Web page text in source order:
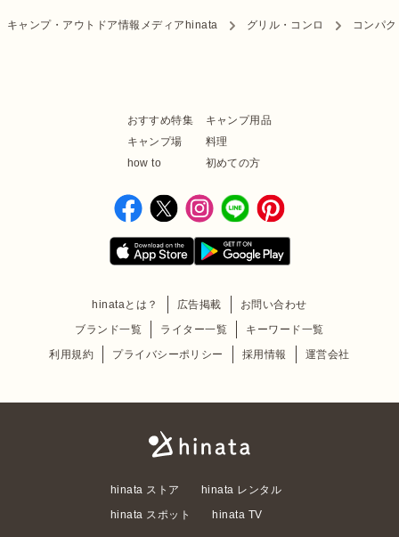
キャンプ・アウトドア情報メディアhinata グリル・コンロ コンパ
おすすめ特集
キャンプ用品
キャンプ場
料理
how to
初めての方
hinataとは？ 広告掲載
お問い合わせ
ブランド一覧
ライター一覧
キーワード一覧
利用規約
プライバシーポリシー 採用情報 運営会社
hinata ストア
hinata レンタル
hinata スポット
hinata TV